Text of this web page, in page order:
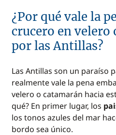
¿Por qué vale la
crucero en velero
por las Antillas?
Las Antillas son un paraíso
realmente vale la pena
velero o catamarán hacia
qué? En primer lugar, los
los tonos azules del mar
bordo sea único.